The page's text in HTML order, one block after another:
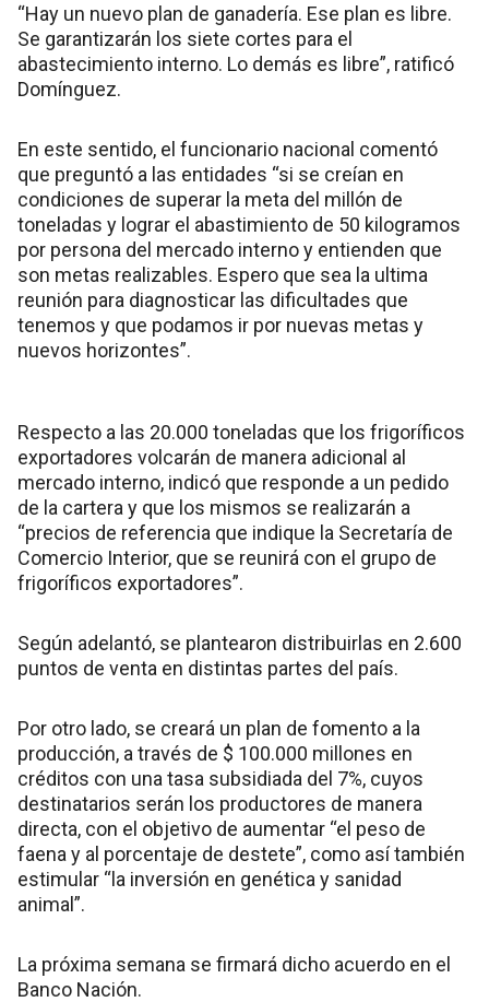
“Hay un nuevo plan de ganadería. Ese plan es libre.
Se garantizarán los siete cortes para el
abastecimiento interno. Lo demás es libre”, ratificó
Domínguez.
En este sentido, el funcionario nacional comentó
que preguntó a las entidades “si se creían en
condiciones de superar la meta del millón de
toneladas y lograr el abastimiento de 50 kilogramos
por persona del mercado interno y entienden que
son metas realizables. Espero que sea la ultima
reunión para diagnosticar las dificultades que
tenemos y que podamos ir por nuevas metas y
nuevos horizontes”.
Respecto a las 20.000 toneladas que los frigoríficos
exportadores volcarán de manera adicional al
mercado interno, indicó que responde a un pedido
de la cartera y que los mismos se realizarán a
“precios de referencia que indique la Secretaría de
Comercio Interior, que se reunirá con el grupo de
frigoríficos exportadores”.
Según adelantó, se plantearon distribuirlas en 2.600
puntos de venta en distintas partes del país.
Por otro lado, se creará un plan de fomento a la
producción, a través de $ 100.000 millones en
créditos con una tasa subsidiada del 7%, cuyos
destinatarios serán los productores de manera
directa, con el objetivo de aumentar “el peso de
faena y al porcentaje de destete”, como así también
estimular “la inversión en genética y sanidad
animal”.
La próxima semana se firmará dicho acuerdo en el
Banco Nación.